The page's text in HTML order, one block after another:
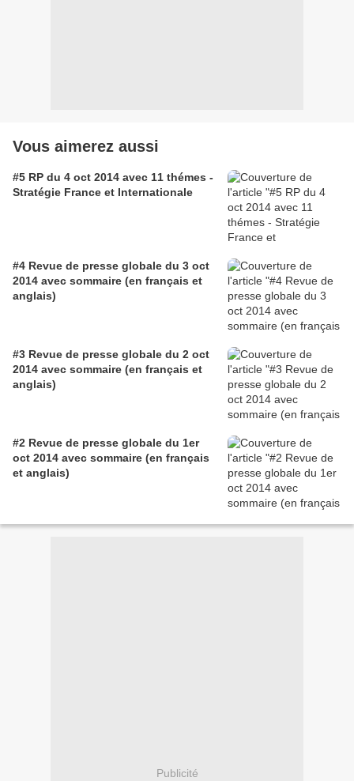
Vous aimerez aussi
#5 RP du 4 oct 2014 avec 11 thémes -
Stratégie France et Internationale
#4 Revue de presse globale du 3 oct
2014 avec sommaire (en français et
anglais)
#3 Revue de presse globale du 2 oct
2014 avec sommaire (en français et
anglais)
#2 Revue de presse globale du 1er
oct 2014 avec sommaire (en français
et anglais)
Publicité